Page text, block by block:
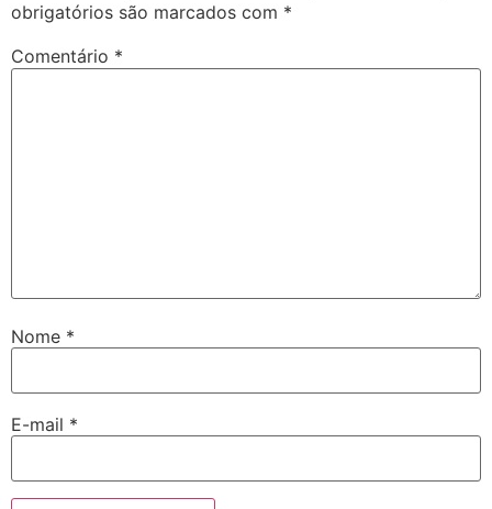
obrigatórios são marcados com *
Comentário *
Nome *
E-mail *